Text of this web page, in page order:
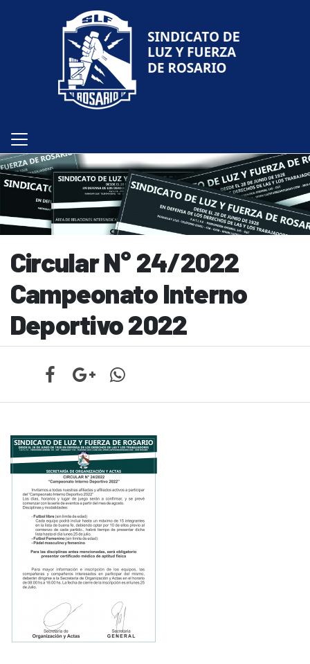
Circular N° 24/2022
Campeonato Interno
Deportivo 2022